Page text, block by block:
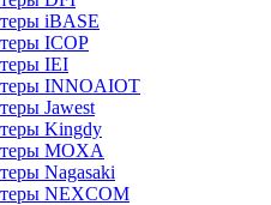
iBASE
ICOP
IEI
INNOAIOT
Jawest
Kingdy
MOXA
Nagasaki
NEXCOM